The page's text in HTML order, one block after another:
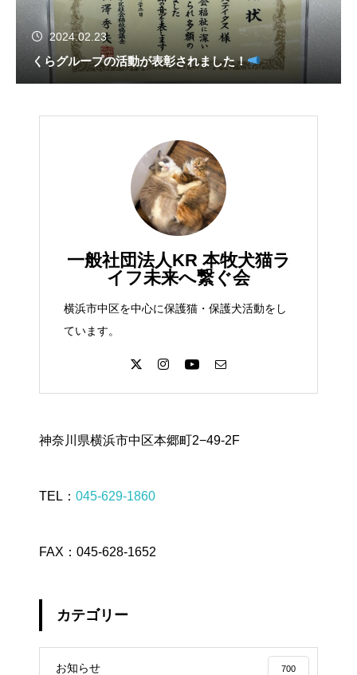
2024.02.23
くらグループの活動が表彰されました！
一般社団法人KR 本牧犬猫ラ
イフ未来へ繋ぐ会
横浜市中区を中心に保護猫・保護犬活動をし
ています。
神奈川県横浜市中区本郷町2−49-2F
TEL： 045-629-1860
FAX：045-628-1652
カテゴリー
お知らせ 700